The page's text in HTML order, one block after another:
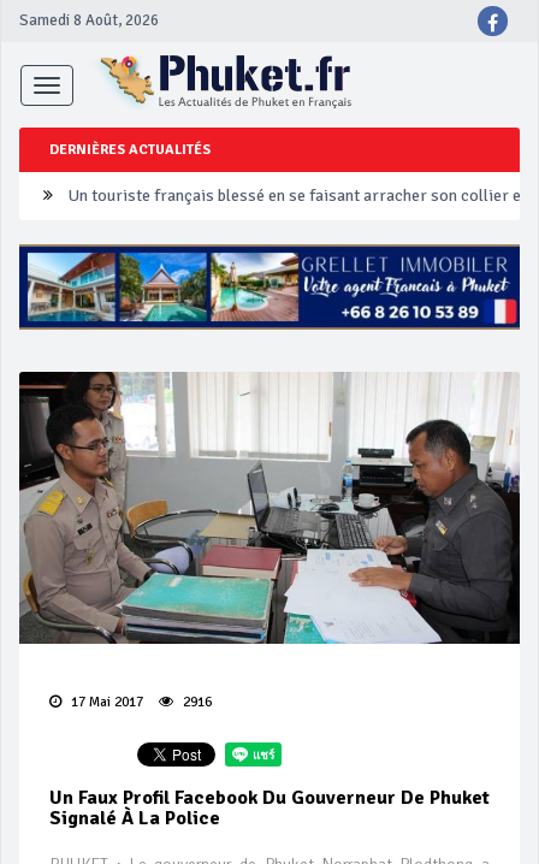
Samedi 8 Août, 2026
Toggle
navigation
DERNIÈRES ACTUALITÉS
Un touriste français blessé en se faisant arracher son collier en
Phuket Peranakan Festival
‘Phuket Eye’ assurera la sécurité pendant Songkran
Campagne de sécurité routière ‘Seven Days of Danger’ de
17 Mai 2017 2916
Un Faux Profil Facebook Du Gouverneur De Phuket
Signalé À La Police